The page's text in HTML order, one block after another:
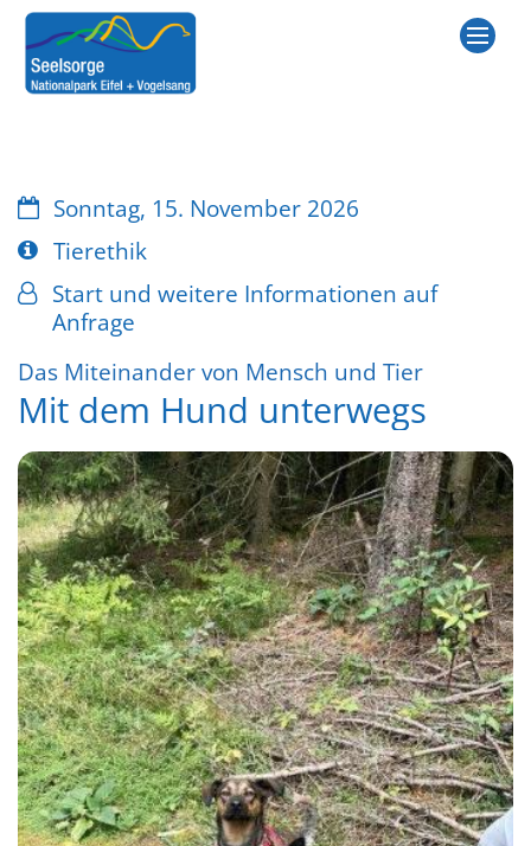
Zum Inhalt springen
Datum:Sonntag, 15. November 2026
Art bzw. Nummer:
Tierethik
Von:Start und weitere Informationen auf
Anfrage
Das Miteinander von Mensch und Tier:
Mit dem Hund unterwegs